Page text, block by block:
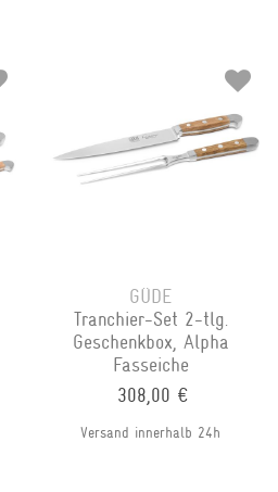
GÜDE
Tranchier-Set 2-tlg.
Geschenkbox, Alpha
Fasseiche
308,00 €
Versand innerhalb 24h